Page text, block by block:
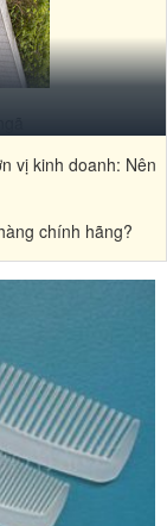
vị kinh doanh: Nên
chính hãng?